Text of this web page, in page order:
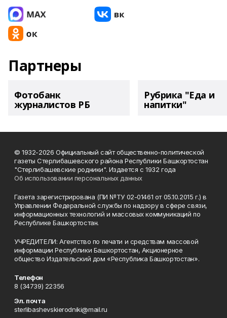
Партнеры
Фотобанк
журналистов РБ
Рубрика "Еда и
напитки"
© 1932-2026 Официальный сайт общественно-политической
газеты Стерлибашевского района Республики Башкортостан
"Стерлибашевские родники". Издается с 1932 года
Об использовании персональных данных
Газета зарегистрирована (ПИ №ТУ 02-01461 от 05.10.2015 г.) в
Управлении Федеральной службы по надзору в сфере связи,
информационных технологий и массовых коммуникаций по
Республике Башкортостан.
УЧРЕДИТЕЛИ: Агентство по печати и средствам массовой
информации Республики Башкортостан, Акционерное
общество Издательский дом «Республика Башкортостан».
Телефон
8 (34739) 22356
Эл. почта
sterlibashevskierodniki@mail.ru